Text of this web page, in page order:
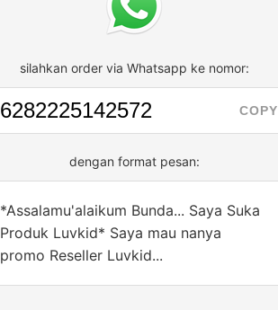
silahkan order via Whatsapp ke nomor:
COPY
dengan format pesan:
*Assalamu'alaikum Bunda... Saya Suka
Produk Luvkid* Saya mau nanya
promo Reseller Luvkid...